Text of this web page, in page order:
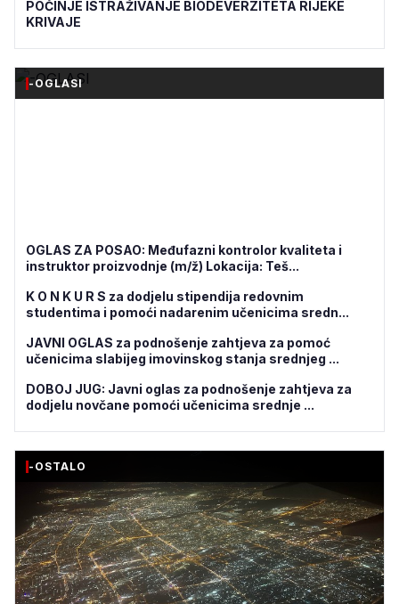
POČINJE ISTRAŽIVANJE BIODEVERZITETA RIJEKE
KRIVAJE
-OGLASI
OGLAS ZA POSAO: Međufazni kontrolor kvaliteta i
instruktor proizvodnje (m/ž) Lokacija: Teš...
K O N K U R S za dodjelu stipendija redovnim
studentima i pomoći nadarenim učenicima sredn...
JAVNI OGLAS za podnošenje zahtjeva za pomoć
učenicima slabijeg imovinskog stanja srednjeg ...
DOBOJ JUG: Javni oglas za podnošenje zahtjeva za
dodjelu novčane pomoći učenicima srednje ...
-OSTALO